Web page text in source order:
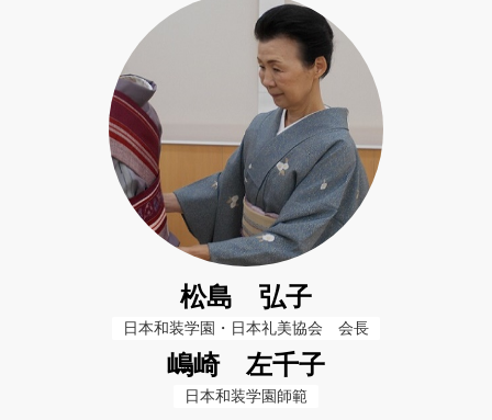
松島 弘子
日本和装学園・日本礼美協会　会長
嶋崎 左千子
日本和装学園師範